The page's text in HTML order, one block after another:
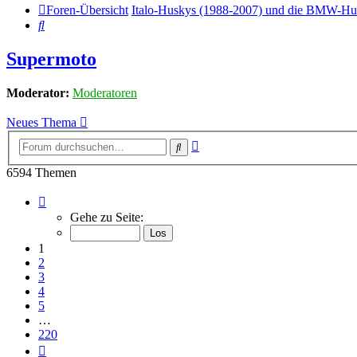
Foren-Übersicht Italo-Huskys (1988-2007) und die BMW-
Suche
Supermoto
Moderator: Moderatoren
Neues Thema
Suche
6594 Themen
von
Gehe zu Seite:
1
2
3
4
5
…
220